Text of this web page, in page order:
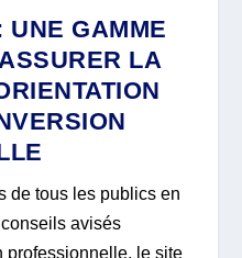
UNE GAMME
LA
de tous les publics en
avisés
professionnelle, le site